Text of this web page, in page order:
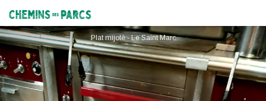
Chemins des Parcs
Plat mijoté - Le Saint Marc